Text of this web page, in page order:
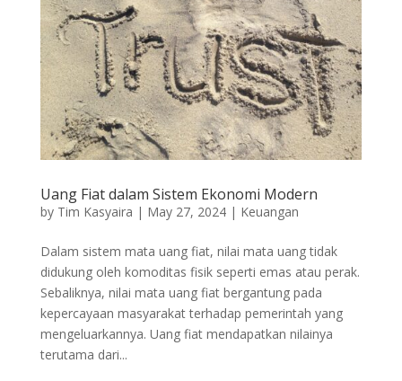
Uang Fiat dalam Sistem Ekonomi Modern
by Tim Kasyaira | May 27, 2024| Keuangan
Dalam sistem mata uang fiat, nilai mata uang tidak
didukung oleh komoditas fisik seperti emas atau perak.
Sebaliknya, nilai mata uang fiat bergantung pada
kepercayaan masyarakat terhadap pemerintah yang
mengeluarkannya. Uang fiat mendapatkan nilainya
terutama dari...